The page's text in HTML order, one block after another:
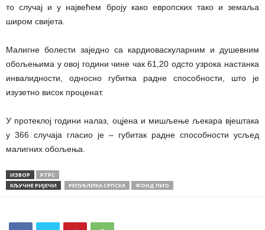
то случај и у највећем броју како европских тако и земаља
широм свијета.
Малигне болести заједно са кардиоваскуларним и душевним
обољењима у овој години чине чак 61,20 одсто узрока настанка
инвалидности, односно губитка радне способности, што је
изузетно висок проценат.
У протеклој години налаз, оцјена и мишљење љекара вјештака
у 366 случаја гласио је – губитак радне способности усљед
малигних обољења.
ИЗВОР
РТРС
КЉУЧНЕ РИЈЕЧИ
РЕПУБЛИКА СРПСКА ФОНД ПИО